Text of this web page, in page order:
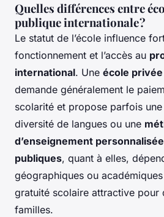
Quelles différences entre
publique internationale ?
Le statut de l’école influence
fonctionnement et l’accès au
international. Une école
demande généralement le
scolarité et propose parfois
diversité de langues ou une
d’enseignement personnalisée
publiques, quant à elles,
géographiques ou
gratuité scolaire attractive pour
familles.